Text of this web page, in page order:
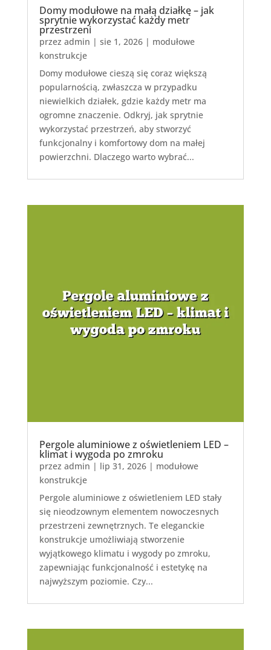
Domy modułowe na małą działkę – jak
sprytnie wykorzystać każdy metr
przestrzeni
przez admin | sie 1, 2026| modułowe
konstrukcje
Domy modułowe cieszą się coraz większą
popularnością, zwłaszcza w przypadku
niewielkich działek, gdzie każdy metr ma
ogromne znaczenie. Odkryj, jak sprytnie
wykorzystać przestrzeń, aby stworzyć
funkcjonalny i komfortowy dom na małej
powierzchni. Dlaczego warto wybrać...
Pergole aluminiowe z oświetleniem LED –
klimat i wygoda po zmroku
przez admin | lip 31, 2026| modułowe
konstrukcje
Pergole aluminiowe z oświetleniem LED stały
się nieodzownym elementem nowoczesnych
przestrzeni zewnętrznych. Te eleganckie
konstrukcje umożliwiają stworzenie
wyjątkowego klimatu i wygody po zmroku,
zapewniając funkcjonalność i estetykę na
najwyższym poziomie. Czy...